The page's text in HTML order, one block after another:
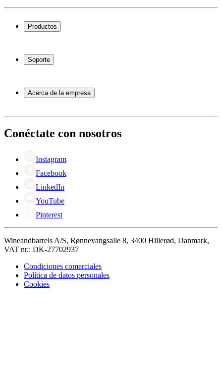
Productos
Botelleros
Muebles para vino
Soporte
Servicio
Pago
Devolución
Acerca de la empresa
Black Friday
Singles Day
Conéctate con nosotros
Instagram
Facebook
LinkedIn
YouTube
Pinterest
Wineandbarrels A/S, Rønnevangsalle 8, 3400 Hillerød, Danmark,
VAT nr.: DK-27702937
Condiciones comerciales
Política de datos personales
Cookies